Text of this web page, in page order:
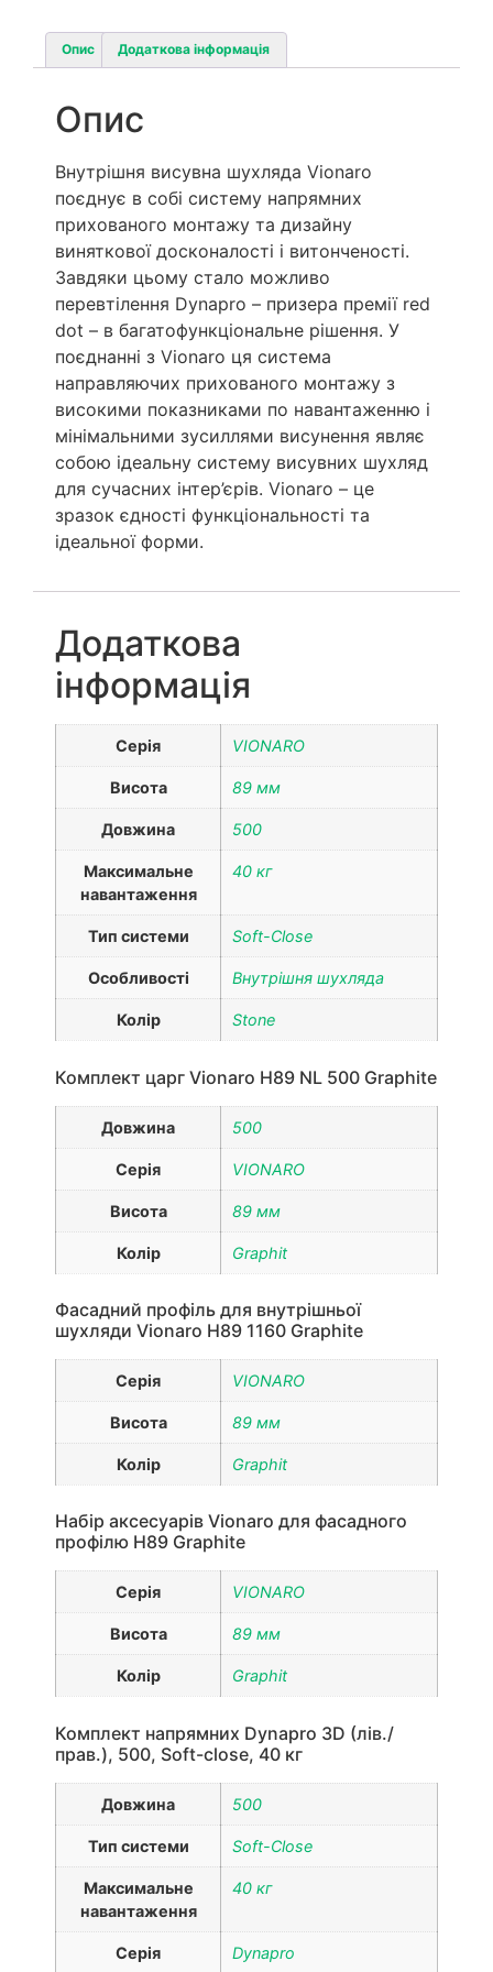
Опис Додаткова інформація
Опис
Внутрішня висувна шухляда Vionaro
поєднує в собі систему напрямних
прихованого монтажу та дизайну
виняткової досконалості і витонченості.
Завдяки цьому стало можливо
перевтілення Dynapro – призера премії red
dot – в багатофункціональне рішення. У
поєднанні з Vionaro ця система
направляючих прихованого монтажу з
високими показниками по навантаженню і
мінімальними зусиллями висунення являє
собою ідеальну систему висувних шухляд
для сучасних інтер’єрів. Vionaro – це
зразок єдності функціональності та
ідеальної форми.
Додаткова
інформація
Серія VIONARO
Висота 89 мм
Довжина 500
Максимальне
навантаження
40 кг
Тип системи Soft-Close
Особливості Внутрішня шухляда
Колір Stone
Комплект царг Vionaro H89 NL 500 Graphite
Довжина 500
Серія VIONARO
Висота 89 мм
Колір Graphit
Фасадний профіль для внутрішньої
шухляди Vionaro H89 1160 Graphite
Серія VIONARO
Висота 89 мм
Колір Graphit
Набір аксесуарів Vionaro для фасадного
профілю H89 Graphite
Серія VIONARO
Висота 89 мм
Колір Graphit
Комплект напрямних Dynapro 3D (лів./
прав.), 500, Soft-close, 40 кг
Довжина 500
Тип системи Soft-Close
Максимальне
навантаження
40 кг
Серія Dynapro